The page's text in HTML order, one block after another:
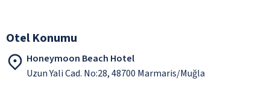
Otel Konumu
Honeymoon Beach Hotel
Uzun Yali Cad. No:28, 48700 Marmaris/Muğla